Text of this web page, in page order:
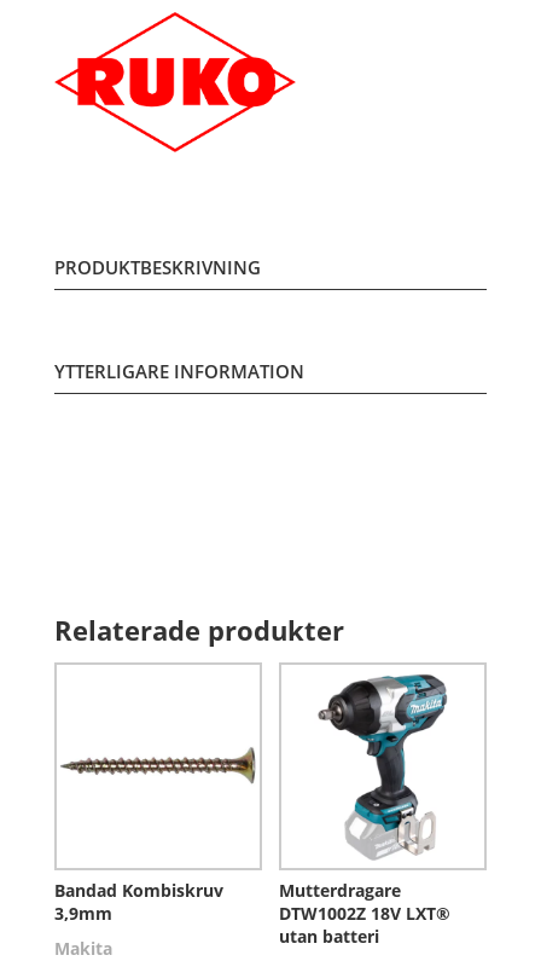
PRODUKTBESKRIVNING
YTTERLIGARE INFORMATION
Relaterade produkter
Bandad Kombiskruv
3,9mm
Makita
Mutterdragare
DTW1002Z 18V LXT®
utan batteri